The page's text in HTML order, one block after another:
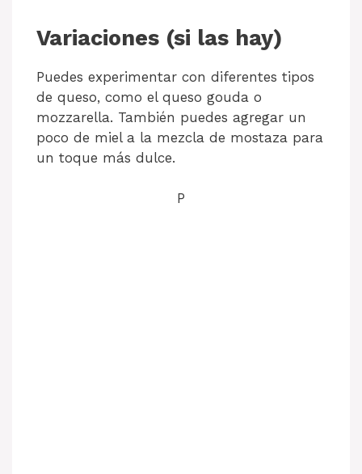
Variaciones (si las hay)
Puedes experimentar con diferentes tipos
de queso, como el queso gouda o
mozzarella. También puedes agregar un
poco de miel a la mezcla de mostaza para
un toque más dulce.
P